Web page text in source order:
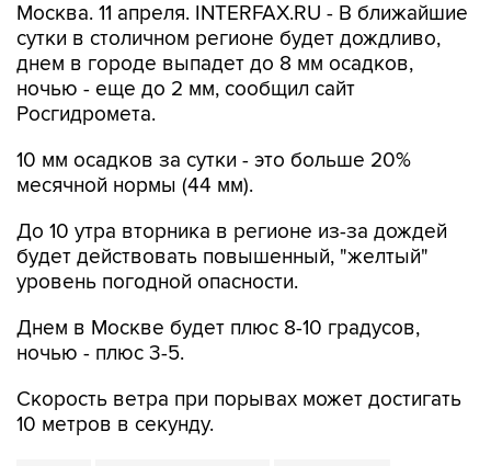
Москва. 11 апреля. INTERFAX.RU - В ближайшие
сутки в столичном регионе будет дождливо,
днем в городе выпадет до 8 мм осадков,
ночью - еще до 2 мм, сообщил сайт
Росгидромета.
10 мм осадков за сутки - это больше 20%
месячной нормы (44 мм).
До 10 утра вторника в регионе из-за дождей
будет действовать повышенный, "желтый"
уровень погодной опасности.
Днем в Москве будет плюс 8-10 градусов,
ночью - плюс 3-5.
Скорость ветра при порывах может достигать
10 метров в секунду.